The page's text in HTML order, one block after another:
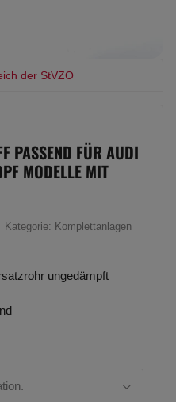
der StVZO
PASSEND FÜR AUDI
MODELLE MIT
Kategorie: Komplettanlagen
ungedämpft